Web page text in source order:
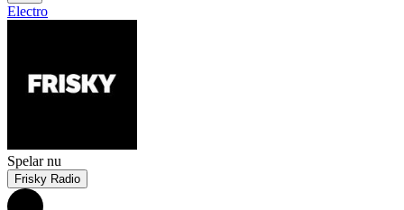
Electro
Spelar nu
Frisky Radio